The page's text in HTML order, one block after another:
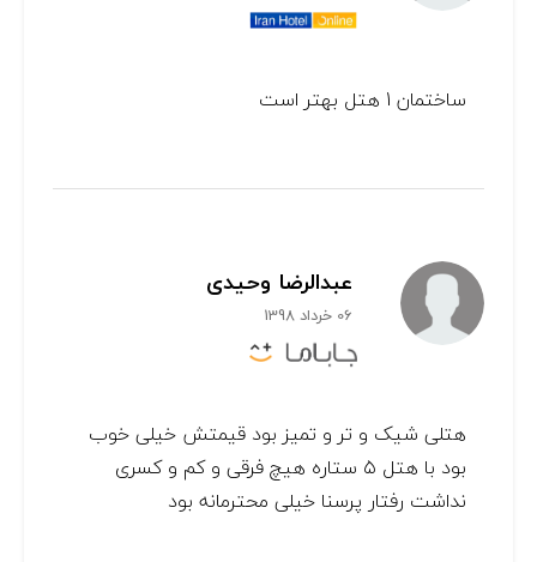
ساختمان 1 هتل بهتر است
عبدالرضا وحیدی
06 خرداد 1398
هتلی شیک و تر و تمیز بود قیمتش خیلی خوب
بود با هتل ۵ ستاره هیچ فرقی و کم و کسری
نداشت رفتار پرسنا خیلی محترمانه بود